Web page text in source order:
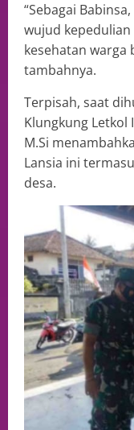
“Sebagai
wujud
kesehatan warga
tambahnya.
Terpisah, saat
Klungkung Letkol
M.Si
Lansia ini
desa.